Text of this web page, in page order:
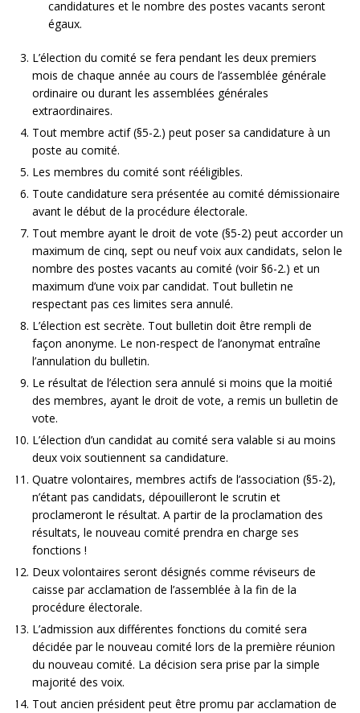
candidatures et le nombre des postes vacants seront
égaux.
L’élection du comité se fera pendant les deux premiers
mois de chaque année au cours de l’assemblée générale
ordinaire ou durant les assemblées générales
extraordinaires.
Tout membre actif (§5-2.) peut poser sa candidature à un
poste au comité.
Les membres du comité sont rééligibles.
Toute candidature sera présentée au comité démissionaire
avant le début de la procédure électorale.
Tout membre ayant le droit de vote (§5-2) peut accorder un
maximum de cinq, sept ou neuf voix aux candidats, selon le
nombre des postes vacants au comité (voir §6-2.) et un
maximum d’une voix par candidat. Tout bulletin ne
respectant pas ces limites sera annulé.
L’élection est secrète. Tout bulletin doit être rempli de
façon anonyme. Le non-respect de l’anonymat entraîne
l’annulation du bulletin.
Le résultat de l’élection sera annulé si moins que la moitié
des membres, ayant le droit de vote, a remis un bulletin de
vote.
L’élection d’un candidat au comité sera valable si au moins
deux voix soutiennent sa candidature.
Quatre volontaires, membres actifs de l’association (§5-2),
n’étant pas candidats, dépouilleront le scrutin et
proclameront le résultat. A partir de la proclamation des
résultats, le nouveau comité prendra en charge ses
fonctions !
Deux volontaires seront désignés comme réviseurs de
caisse par acclamation de l’assemblée à la fin de la
procédure électorale.
L’admission aux différentes fonctions du comité sera
décidée par le nouveau comité lors de la première réunion
du nouveau comité. La décision sera prise par la simple
majorité des voix.
Tout ancien président peut être promu par acclamation de